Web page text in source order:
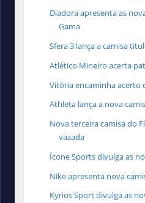
Diadora apresenta as
Gama
Sfera 3 lança a camisa
Atlético Mineiro acerta
Vitória encaminha acerto
Athleta lança a nova
Nova terceira camisa do
vazada
Ícone Sports divulga as
Nike apresenta nova
Kyrios Sport divulga as